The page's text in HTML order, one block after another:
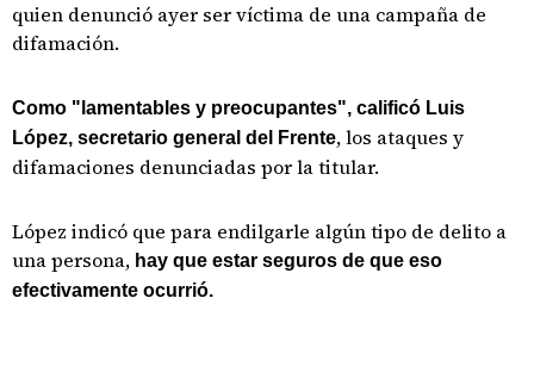
quien denunció ayer ser víctima de una campaña de
difamación.
Como "lamentables y preocupantes", calificó Luis
López, secretario general del Frente, los ataques y
difamaciones denunciadas por la titular.
López indicó que para endilgarle algún tipo de delito a
una persona, hay que estar seguros de que eso
efectivamente ocurrió.